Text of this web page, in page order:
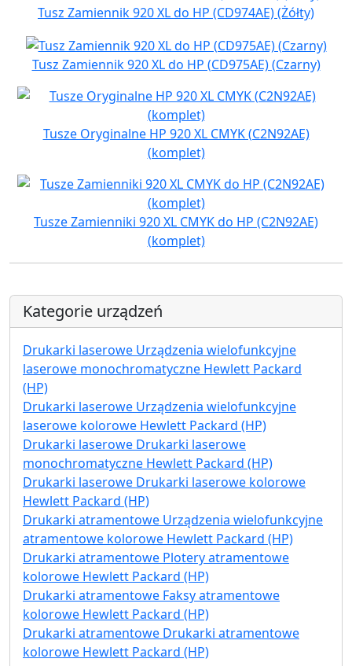
Tusz Zamiennik 920 XL do HP (CD974AE) (Żółty)
Tusz Zamiennik 920 XL do HP (CD975AE) (Czarny)
Tusze Oryginalne HP 920 XL CMYK (C2N92AE)
(komplet)
Tusze Zamienniki 920 XL CMYK do HP (C2N92AE)
(komplet)
Kategorie urządzeń
Drukarki laserowe Urządzenia wielofunkcyjne
laserowe monochromatyczne Hewlett Packard
(HP)
Drukarki laserowe Urządzenia wielofunkcyjne
laserowe kolorowe Hewlett Packard (HP)
Drukarki laserowe Drukarki laserowe
monochromatyczne Hewlett Packard (HP)
Drukarki laserowe Drukarki laserowe kolorowe
Hewlett Packard (HP)
Drukarki atramentowe Urządzenia wielofunkcyjne
atramentowe kolorowe Hewlett Packard (HP)
Drukarki atramentowe Plotery atramentowe
kolorowe Hewlett Packard (HP)
Drukarki atramentowe Faksy atramentowe
kolorowe Hewlett Packard (HP)
Drukarki atramentowe Drukarki atramentowe
kolorowe Hewlett Packard (HP)